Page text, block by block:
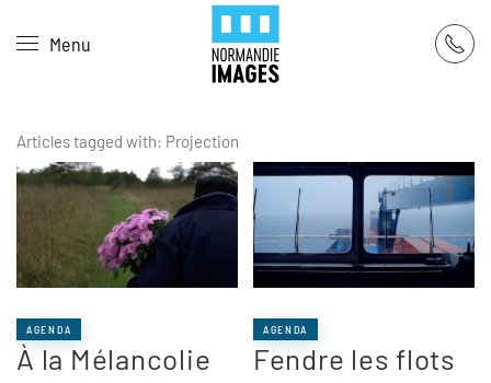
Skip to main content
Menu
Articles tagged with: Projection
AGENDA
À la Mélancolie
AGENDA
Fendre les flots
Panneau de gestion des cookies